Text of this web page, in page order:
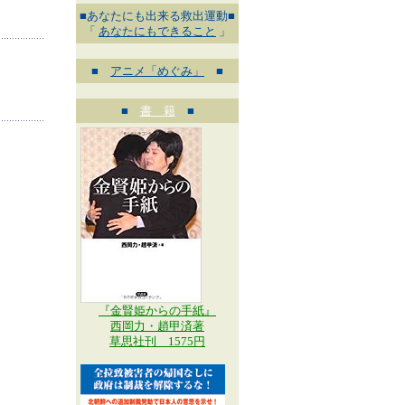
■あなたにも出来る救出運動■
「 あなたにもできること 」
■ アニメ「めぐみ」 ■
■ 書 籍 ■
『金賢姫からの手紙』
西岡力・趙甲済著
草思社刊 1575円